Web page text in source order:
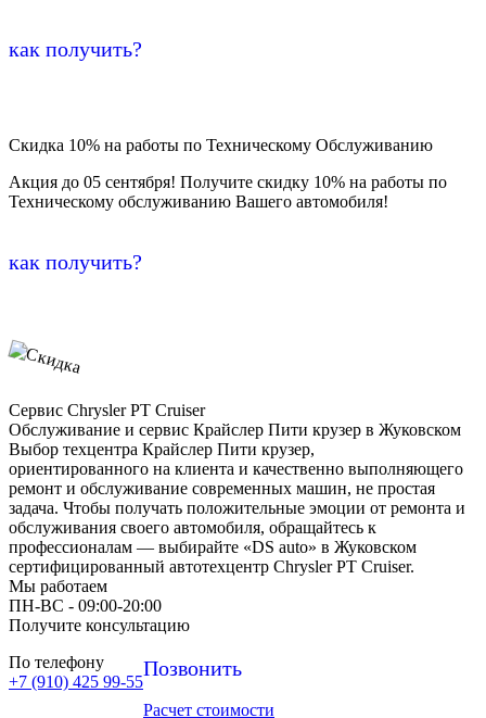
как получить?
Скидка 10% на работы по Техническому Обслуживанию
Акция до 05 сентября! Получите скидку 10% на работы по
Техническому обслуживанию Вашего автомобиля!
как получить?
Сервис Chrysler PT Cruiser
Обслуживание и сервис Крайслер Пити крузер в Жуковском
Выбор техцентра Крайслер Пити крузер,
ориентированного на клиента и качественно выполняющего
ремонт и обслуживание современных машин, не простая
задача. Чтобы получать положительные эмоции от ремонта и
обслуживания своего автомобиля, обращайтесь к
профессионалам — выбирайте «DS auto» в Жуковском
сертифицированный автотехцентр Chrysler PT Cruiser.
Мы работаем
ПН-ВC - 09:00-20:00
Получите консультацию
По телефону
+7 (910) 425 99-55
Позвонить
Расчет стоимости